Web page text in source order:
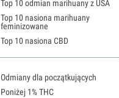
Top 10 odmian marihuany z USA
Top 10 nasiona marihuany
feminizowane
Top 10 nasiona CBD
Odmiany dla początkujących
Poniżej 1% THC